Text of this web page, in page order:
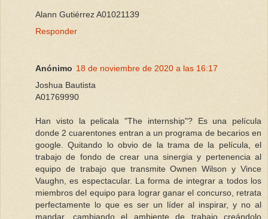
Alann Gutiérrez A01021139
Responder
Anónimo 18 de noviembre de 2020 a las 16:17
Joshua Bautista
A01769990
Han visto la pelicala "The internship"? Es una película
donde 2 cuarentones entran a un programa de becarios en
google. Quitando lo obvio de la trama de la película, el
trabajo de fondo de crear una sinergia y pertenencia al
equipo de trabajo que transmite Ownen Wilson y Vince
Vaughn, es espectacular. La forma de integrar a todos los
miembros del equipo para lograr ganar el concurso, retrata
perfectamente lo que es ser un líder al inspirar, y no al
mandar, cambiando el ambiente de trabajo creándolo